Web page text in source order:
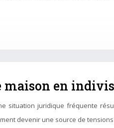
maison en
situation juridique fréquente
devenir une source de